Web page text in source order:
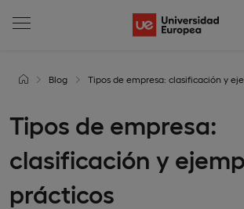
Blog Tipos de empresa: clasificación y
Tipos de empresa:
clasificación y
prácticos